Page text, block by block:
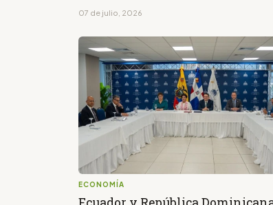
07 de julio, 2026
ECONOMÍA